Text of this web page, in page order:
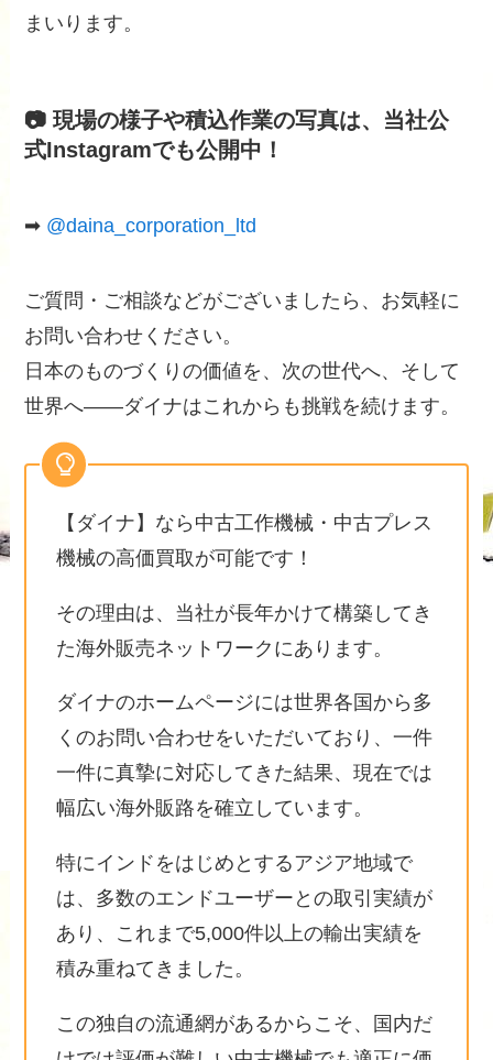
まいります。
📷 現場の様子や積込作業の写真は、当社公
式Instagramでも公開中！
➡ @daina_corporation_ltd
ご質問・ご相談などがございましたら、お気軽に
お問い合わせください。
日本のものづくりの価値を、次の世代へ、そして
世界へ――ダイナはこれからも挑戦を続けます。
【ダイナ】なら中古工作機械・中古プレス
機械の高価買取が可能です！
その理由は、当社が長年かけて構築してき
た海外販売ネットワークにあります。
ダイナのホームページには世界各国から多
くのお問い合わせをいただいており、一件
一件に真摯に対応してきた結果、現在では
幅広い海外販路を確立しています。
特にインドをはじめとするアジア地域で
は、多数のエンドユーザーとの取引実績が
あり、これまで5,000件以上の輸出実績を
積み重ねてきました。
この独自の流通網があるからこそ、国内だ